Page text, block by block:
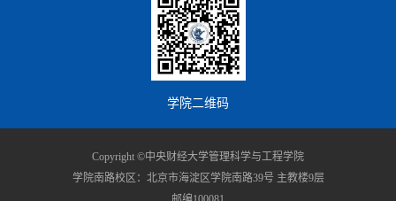
学院二维码
Copyright ©中央财经大学管理科学与工程学院
学院南路校区：北京市海淀区学院南路39号 主教楼9层